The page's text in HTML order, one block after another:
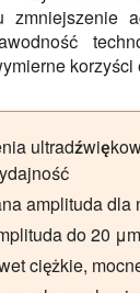
zmniejszenie
korzyści
amplituda dla
do 20
ciężkie,